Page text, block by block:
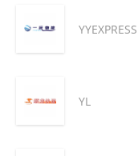
YYEXPRESS
YL